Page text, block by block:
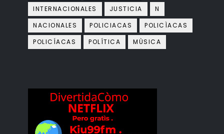
INTERNACIONALES
JUSTICIA
N
NACIONALES
POLICIACAS
POLICÌACAS
POLICÍACAS
POLÍTICA MÙSICA